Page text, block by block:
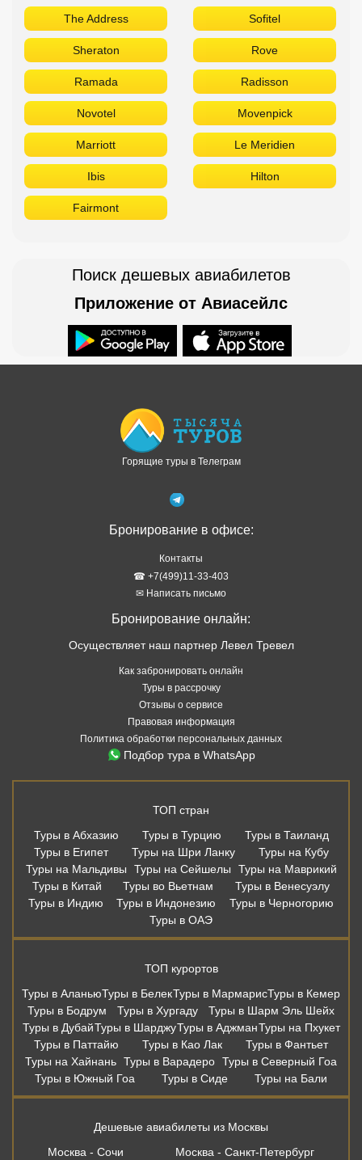
The Address Sofitel
Sheraton Rove
Ramada Radisson
Novotel Movenpick
Marriott Le Meridien
Ibis Hilton
Fairmont
Поиск дешевых авиабилетов
Приложение от Авиасейлс
Горящие туры в Телеграм
Бронирование в офисе:
Контакты
☎ +7(499)11-33-403
✉ Написать письмо
Бронирование онлайн:
Осуществляет наш партнер Левел Тревел
Как забронировать онлайн
Туры в рассрочку
Отзывы о сервисе
Правовая информация
Политика обработки персональных данных
Подбор тура в WhatsApp
ТОП стран
Туры в Абхазию
Туры в Турцию
Туры в Таиланд
Туры в Египет
Туры на Шри Ланку
Туры на Кубу
Туры на Мальдивы
Туры на Сейшелы
Туры на Маврикий
Туры в Китай
Туры во Вьетнам
Туры в Венесуэлу
Туры в Индию
Туры в Индонезию
Туры в Черногорию
Туры в ОАЭ
ТОП курортов
Туры в АланьюТуры в БелекТуры в МармарисТуры в Кемер
Туры в Бодрум
Туры в Хургаду
Туры в Шарм Эль Шейх
Туры в ДубайТуры в ШарджуТуры в АджманТуры на Пхукет
Туры в Паттайю
Туры в Као Лак
Туры в Фантьет
Туры на Хайнань Туры в Варадеро Туры в Северный Гоа
Туры в Южный Гоа
Туры в Сиде Туры на Бали
Дешевые авиабилеты из Москвы
Москва - Сочи
Москва - Санкт-Петербург